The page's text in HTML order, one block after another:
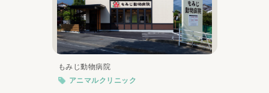
もみじ動物病院
アニマルクリニック